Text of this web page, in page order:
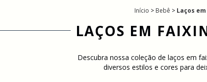
Início > Bebê > Laços
LAÇOS EM
Descubra nossa coleção de laços em
diversos estilos e cores para